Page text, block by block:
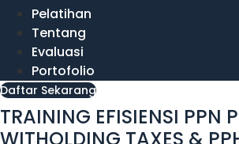
Pelatihan
Tentang
Evaluasi
Portofolio
Daftar Sekarang
TRAINING EFISIENSI PPN
WITHOLDING TAXES &